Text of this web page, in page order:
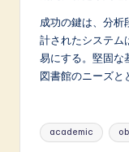
成功の鍵は、分析
計されたシステム
易にする。堅固な
図書館のニーズと
Tags:
academic